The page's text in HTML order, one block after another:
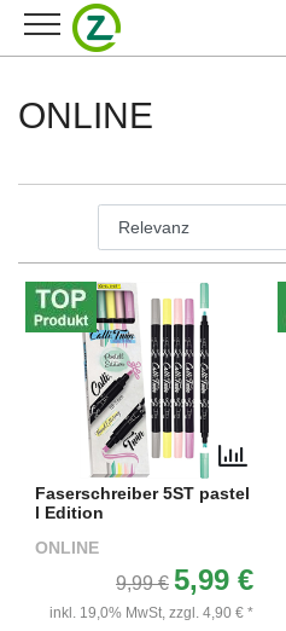
ONLINE
Faserschreiber 5ST pastel
l Edition
ONLINE
9,99 € 5,99 €
inkl. 19,0% MwSt, zzgl. 4,90 € *